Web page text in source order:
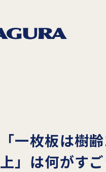
「一枚板は樹
上」は何がす